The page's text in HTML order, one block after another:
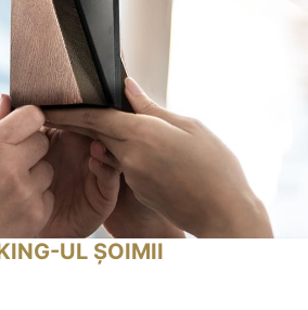
UL ȘOIMII